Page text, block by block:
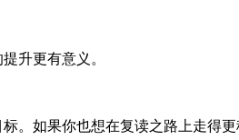
升更有意义。
。如果你也想在复读之路上走得更